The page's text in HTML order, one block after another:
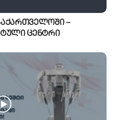
–
ცენტრი